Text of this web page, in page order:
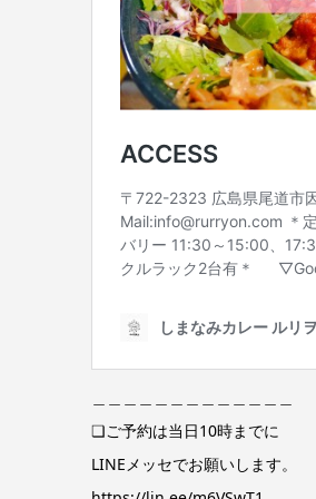
❏ご予約は当日10時までに
LINEメッセでお願いします。